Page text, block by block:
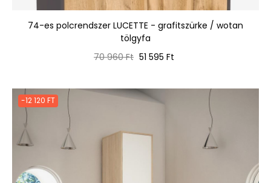
74-es polcrendszer LUCETTE - grafitszürke / wotan
tölgyfa
Normál
70 960 Ft Ár
51 595 Ft
-12 120 FT